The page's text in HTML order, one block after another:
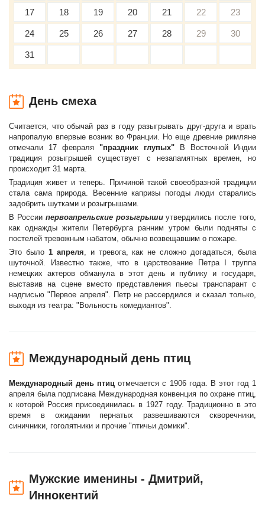
17 18 19 20 21 22 23
24 25 26 27 28 29 30
31
День смеха
Считается, что обычай раз в году разыгрывать друг-друга и врать
напропалую впервые возник во Франции. Но еще древние римляне
отмечали 17 февраля "праздник глупых" В Восточной Индии
традиция розыгрышей существует с незапамятных времен, но
происходит 31 марта.
Традиция живет и теперь. Причиной такой своеобразной традиции
стала сама природа. Весенние капризы погоды люди старались
задобрить шутками и розыгрышами.
В России первоапрельские розыгрышиутвердились после того,
как однажды жители Петербурга ранним утром были подняты с
постелей тревожным набатом, обычно возвещавшим о пожаре.
Это было 1 апреля, и тревога, как не сложно догадаться, была
шуточной. Известно также, что в царствование Петра I труппа
немецких актеров обманула в этот день и публику и государя,
выставив на сцене вместо представления пьесы транспарант с
надписью "Первое апреля". Петр не рассердился и сказал только,
выходя из театра: "Вольность комедиантов".
Международный день птиц
Международный день птиц отмечается с 1906 года. В этот год 1
апреля была подписана Международная конвенция по охране птиц,
к которой Россия присоединилась в 1927 году. Традиционно в это
время в ожидании пернатых развешиваются скворечники,
синичники, гоголятники и прочие "птичьи домики".
Мужские именины - Дмитрий,
Иннокентий